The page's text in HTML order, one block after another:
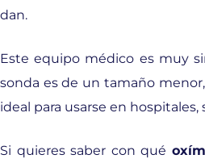
dan.
Este equipo médico es muy
sonda es de un tamaño
ideal para usarse en
Si quieres saber con qué